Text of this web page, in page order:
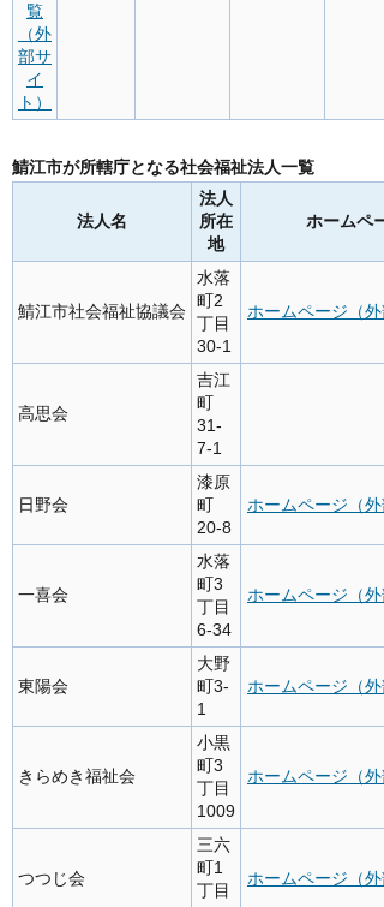
覧
（外
部サ
イ
ト）
鯖江市が所轄庁となる社会福祉法人一覧
法人名
法人
所在
地
ホームペ
鯖江市社会福祉協議会
水落
町2
丁目
30-1
ホームページ（外
高思会
吉江
町
31-
7-1
日野会
漆原
町
20-8
ホームページ（外
一喜会
水落
町3
丁目
6-34
ホームページ（外
東陽会
大野
町3-
1
ホームページ（外
きらめき福祉会
小黒
町3
丁目
1009
ホームページ（外
つつじ会
三六
町1
丁目
ホームページ（外